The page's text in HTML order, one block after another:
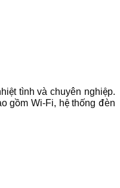
tình và chuyên nghiệp.
gồm Wi-Fi, hệ thống đèn